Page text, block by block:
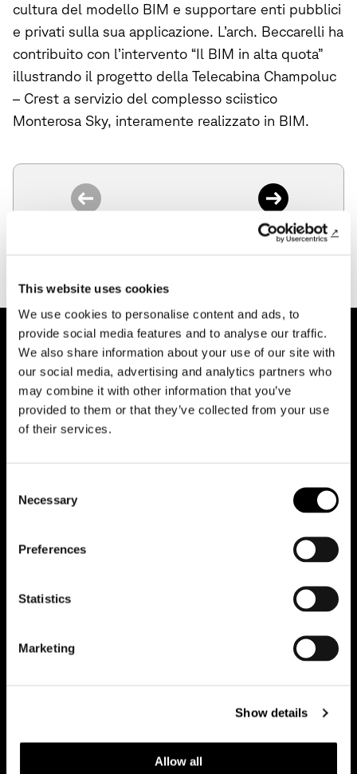
This website uses cookies
We use cookies to personalise content and ads, to
provide social media features and to analyse our traffic.
We also share information about your use of our site with
our social media, advertising and analytics partners who
may combine it with other information that you’ve
provided to them or that they’ve collected from your use
of their services.
Selection
Necessary
Preferences
Statistics
Marketing
Show details
Allow all
cultura del modello BIM e supportare enti pubblici
e privati sulla sua applicazione. L’arch. Beccarelli ha
contribuito con l’intervento “Il BIM in alta quota”
illustrando il progetto della Telecabina Champoluc
– Crest a servizio del complesso sciistico
Monterosa Sky, interamente realizzato in BIM.
News successiva
Team